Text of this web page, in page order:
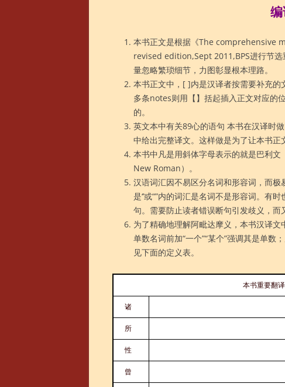
本书正文是根据《The comprehensive
revised edition,Sept 2011,BPS进行节选
量忽略繁琐细节，力图彰显根本理路。
本书正文中，[ ]内是汉译者按需要补充
多条notes则用【】括起插入正文对应的位
的。
英文本中有关89心的语句 本书在汉译时
中给出完整译文。这样做是为了让本书正
本书中凡是用斜体字母表示的就是巴利
New Roman）。
汉语词汇因不易区分名词和形容词，而极
是‘’或“”内的词汇是名词不是形容词。有
句。需要防止读者错误断句引发歧义，而
为了精确地理解阿毗达摩义，本书汉译
单数名词前加“一个”“某个”强调其是单数
见下面的定义表。
本书重要翻
诸
所
性
曾